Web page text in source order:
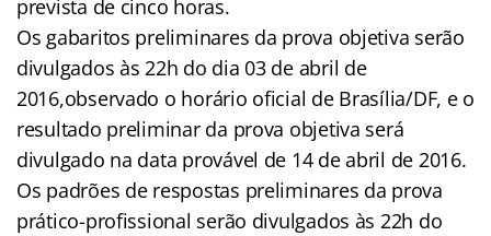
prevista de cinco horas.
Os gabaritos preliminares da prova objetiva serão
divulgados às 22h do dia 03 de abril de
2016,observado o horário oficial de Brasília/DF, e o
resultado preliminar da prova objetiva será
divulgado na data provável de 14 de abril de 2016.
Os padrões de respostas preliminares da prova
prático-profissional serão divulgados às 22h do